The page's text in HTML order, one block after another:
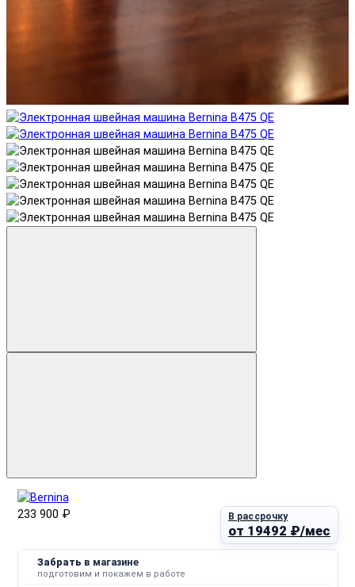
233 900 ₽ В рассрочку
от 19492 ₽/мес
Забрать в магазине
подготовим и покажем в работе